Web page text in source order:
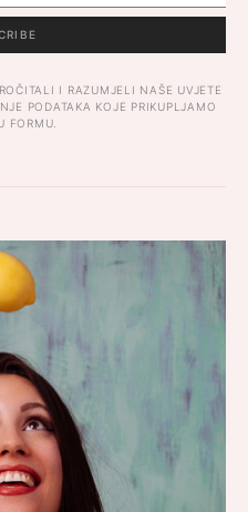
I RAZUMJELI NAŠE UVJETE
PODATAKA KOJE PRIKUPLJAMO
FORMU.